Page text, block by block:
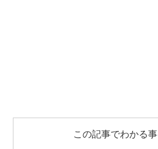
この記事でわかる事